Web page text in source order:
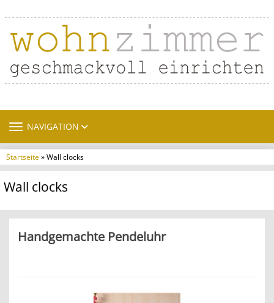
TOGGLE NAVIGATION
NAVIGATION
Startseite» Wall clocks
Wall clocks
Handgemachte Pendeluhr